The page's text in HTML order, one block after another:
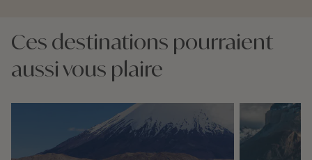
Ces destinations pourraient
aussi vous plaire